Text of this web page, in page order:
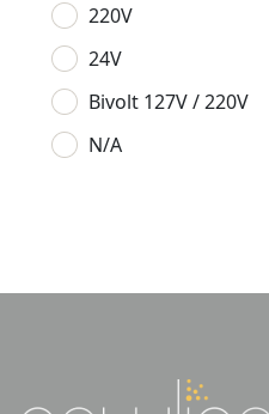
220V
24V
Bivolt 127V / 220V
N/A